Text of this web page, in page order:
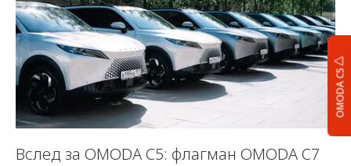
OMODA C5
Вслед за OMODA C5: флагман OMODA C7